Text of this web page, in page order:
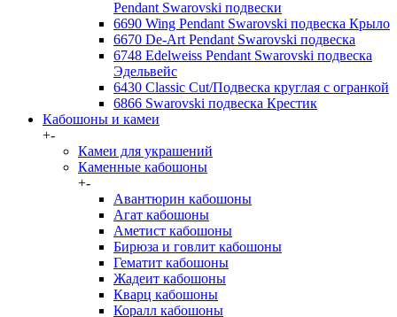
Pendant Swarovski подвески
6690 Wing Pendant Swarovski подвеска Крыло
6670 De-Art Pendant Swarovski подвеска
6748 Edelweiss Pendant Swarovski подвеска
Эдельвейс
6430 Classic Cut/Подвеска круглая с огранкой
6866 Swarovski подвеска Крестик
Кабошоны и камеи
+-
Камеи для украшений
Каменные кабошоны
+-
Авантюрин кабошоны
Агат кабошоны
Аметист кабошоны
Бирюза и говлит кабошоны
Гематит кабошоны
Жадеит кабошоны
Кварц кабошоны
Коралл кабошоны